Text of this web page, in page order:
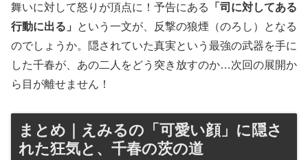
舞いに対して怒りが頂点に！予告にある
「司に対してある
行動に出る」
という一文が、反撃の狼煙（のろし）となる
のでしょうか。隠されていた真実という最強の武器を手に
した千春が、あの二人をどう突き放すのか…次回の展開か
ら目が離せません！
まとめ｜えみるの「可愛い顔」に隠さ
れた狂気と、千春の茨の道